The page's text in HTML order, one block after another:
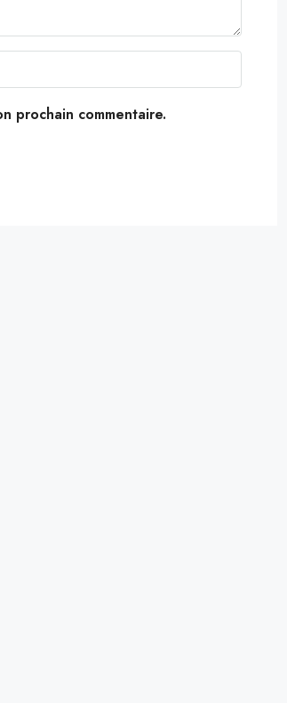
prochain commentaire.